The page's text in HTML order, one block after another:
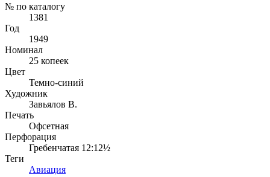
№ по каталогу
1381
Год
1949
Номинал
25 копеек
Цвет
Темно-синий
Художник
Завьялов В.
Печать
Офсетная
Перфорация
Гребенчатая 12:12½
Теги
Авиация